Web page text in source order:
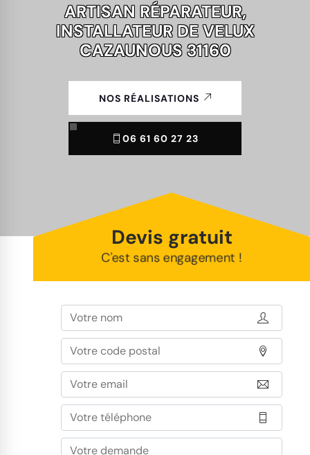
ARTISAN RÉPARATEUR,
INSTALLATEUR DE VELUX
CAZAUNOUS 31160
NOS RÉALISATIONS
06 61 60 27 23
Devis gratuit
C'est sans engagement !